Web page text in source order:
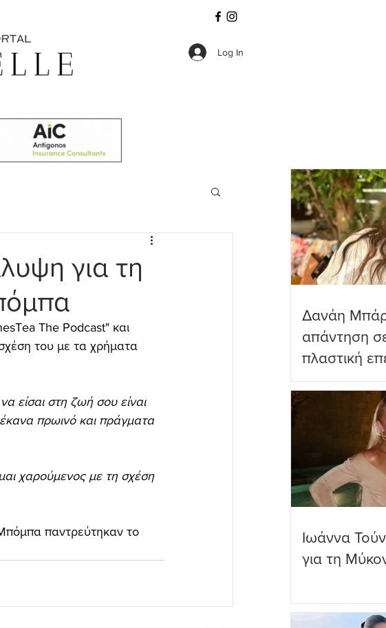
Log In
για τη
The Podcast" και
του με τα χρήματα
είσαι στη ζωή σου είναι
πρωινό και πράγματα
χαρούμενος με τη σχέση
παντρεύτηκαν το
Δανάη
απάντηση
πλαστική
ωραιότερο
Ιωάννα
για τη